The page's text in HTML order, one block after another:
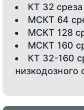
КТ 32 среза
МСКТ 64
МСКТ 128
МСКТ 160
КТ 32-160
низкодозного